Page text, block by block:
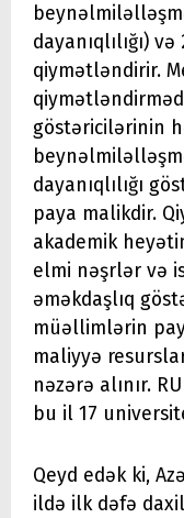
dayanıqlılığı)
qiymətləndirir.
göstəricilərinin
dayanıqlılığı
paya malikdir.
akademik
elmi nəşrlər və
əməkdaşlıq
müəllimlərin
maliyyə
nəzərə alınır.
bu il 17
Qeyd edək ki,
ildə ilk dəfə